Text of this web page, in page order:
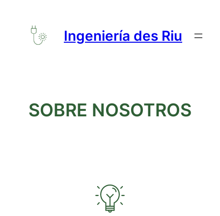
contenido
Ingeniería des Riu
SOBRE NOSOTROS